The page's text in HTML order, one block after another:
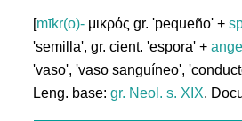
[mīkr(o)- μικρός gr. 'pequeño' +
'semilla', gr. cient. 'espora' +
'vaso', 'vaso sanguíneo',
Leng. base:gr. Neol. s. XIX.